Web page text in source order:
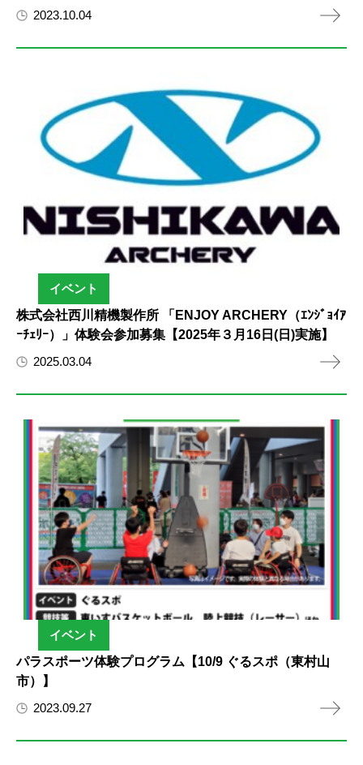
2023.10.04
イベント
株式会社西川精機製作所 「ENJOY ARCHERY（ｴﾝｼﾞｮｲｱ
ｰﾁｪﾘｰ）」体験会参加募集【2025年３月16日(日)実施】
2025.03.04
イベント
パラスポーツ体験プログラム【10/9 ぐるスポ（東村山
市）】
2023.09.27